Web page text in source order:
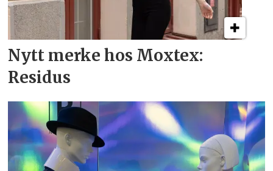
Nytt merke hos Moxtex:
Residus